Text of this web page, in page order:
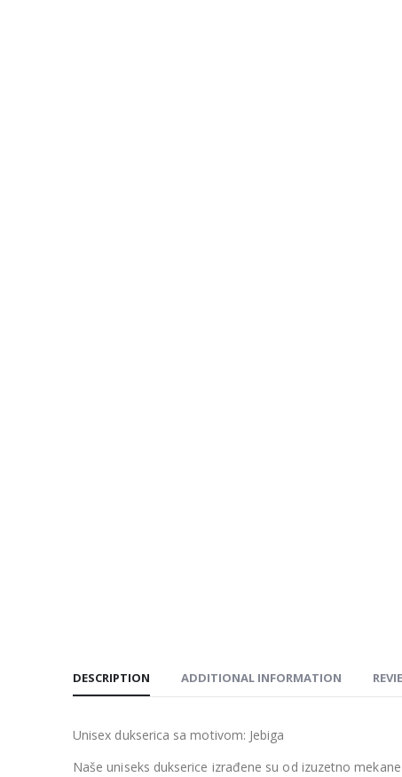
DESCRIPTION ADDITIONAL INFORMATION
Unisex dukserica sa motivom: Jebiga
Naše uniseks dukserice izrađene su od izuzetno